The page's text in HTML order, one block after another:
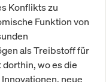
Konflikts zu
Funktion von
als Treibstoff für
wo es die
neue